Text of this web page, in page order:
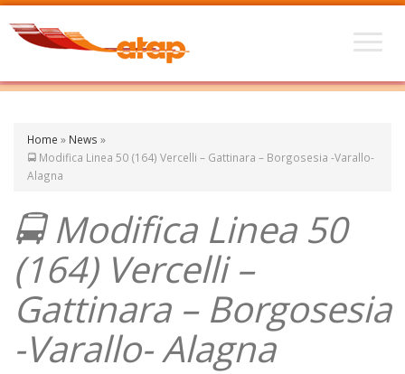
Home » News »
🚍 Modifica Linea 50 (164) Vercelli – Gattinara – Borgosesia -Varallo-
Alagna
🚍 Modifica Linea 50
(164) Vercelli –
Gattinara – Borgosesia
-Varallo- Alagna